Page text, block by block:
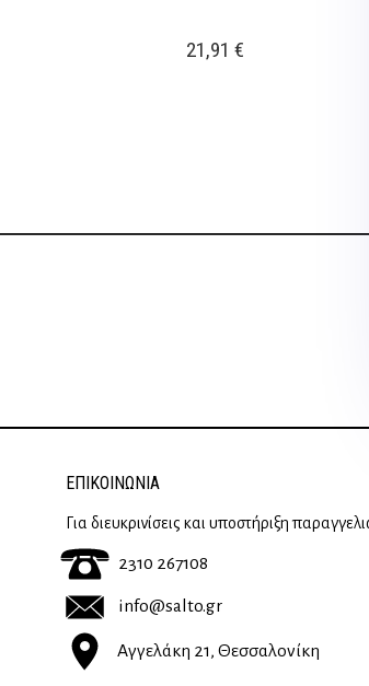
21,91 €
ΕΠΙΚΟΙΝΩΝΊΑ
Για διευκρινίσεις και υποστήριξη
2310 267108
info@salto.gr
Αγγελάκη 21, Θεσσαλονίκη